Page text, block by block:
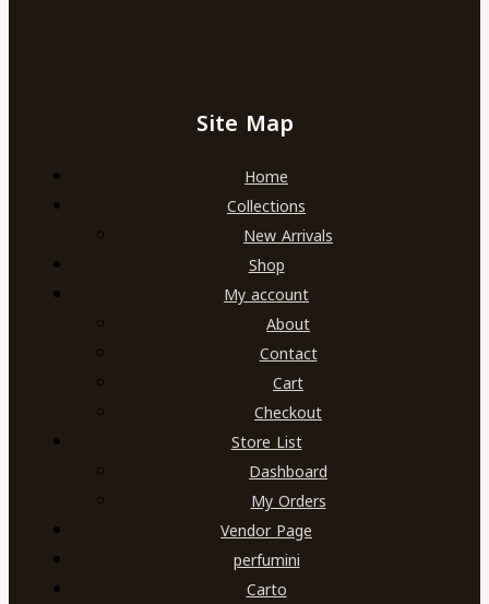
Site Map
Home
Collections
New Arrivals
Shop
My account
About
Contact
Cart
Checkout
Store List
Dashboard
My Orders
Vendor Page
perfumini
Carto